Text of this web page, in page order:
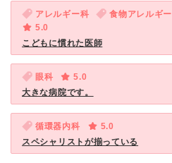
アレルギー科 食物アレルギー
5.0
こどもに慣れた医師
眼科
5.0
大きな病院です。
循環器内科
5.0
スペシャリストが揃っている